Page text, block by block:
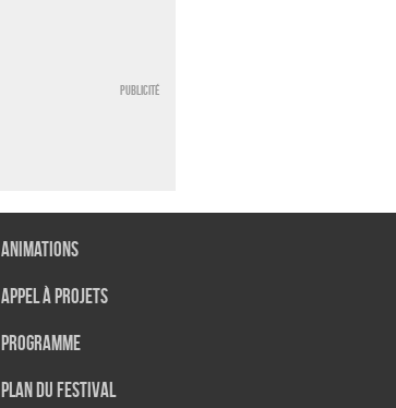
Publicité
Animations
Appel à projets
Programme
Plan du festival